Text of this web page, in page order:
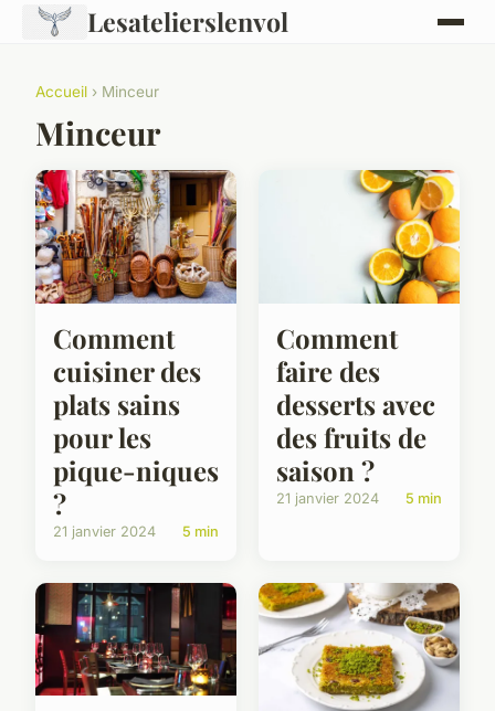
Lesatelierslenvol
Accueil › Minceur
Minceur
Comment
cuisiner des
plats sains
pour les
pique-niques
?
21 janvier 2024 5 min
Comment
faire des
desserts avec
des fruits de
saison ?
21 janvier 2024 5 min